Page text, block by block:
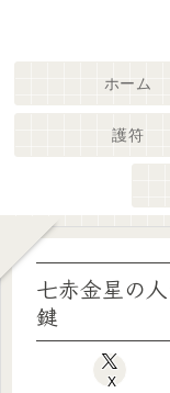
ホーム
護符
七赤金星の
鍵
X